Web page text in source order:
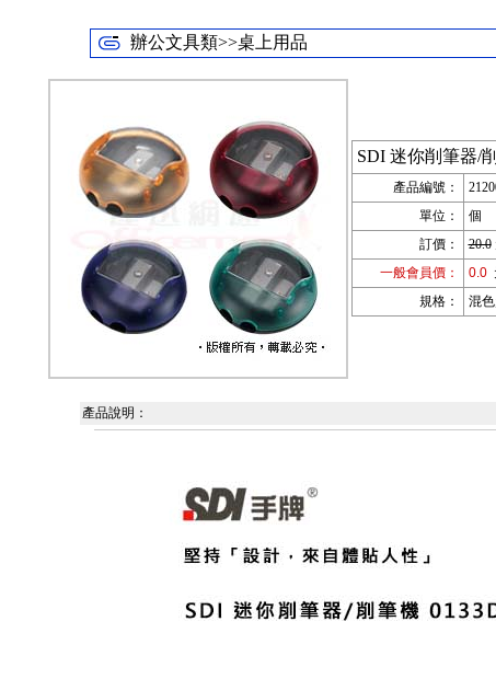
辦公文具類>>桌上用品
SDI 迷你削筆器/
產品編號：
單位：
個
訂價：
20.0
一般會員價：
0.0
規格：
混
產品說明：